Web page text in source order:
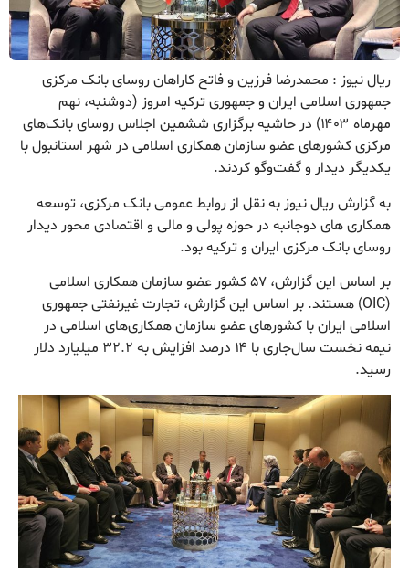
ریال نیوز : محمدرضا فرزین و فاتح کاراهان روسای بانک مرکزی
جمهوری اسلامی ایران و جمهوری ترکیه امروز (دوشنبه، نهم
مهرماه ۱۴۰۳) در حاشیه برگزاری ششمین اجلاس روسای بانک‌های
مرکزی کشورهای عضو سازمان همکاری اسلامی در شهر استانبول با
یکدیگر دیدار و گفت‌وگو کردند.
به گزارش ریال نیوز به نقل از روابط عمومی بانک مرکزی، توسعه
همکاری های دوجانبه در حوزه پولی و مالی و اقتصادی محور دیدار
روسای بانک مرکزی ایران و ترکیه بود.
بر اساس این گزارش، ۵۷ کشور عضو سازمان همکاری اسلامی
(OIC) هستند. بر اساس این گزارش، تجارت غیرنفتی جمهوری
اسلامی ایران با کشورهای عضو سازمان همکاری‌های اسلامی در
نیمه نخست سال‌جاری با ۱۴ درصد افزایش به ۳۲.۲ میلیارد دلار
رسید.